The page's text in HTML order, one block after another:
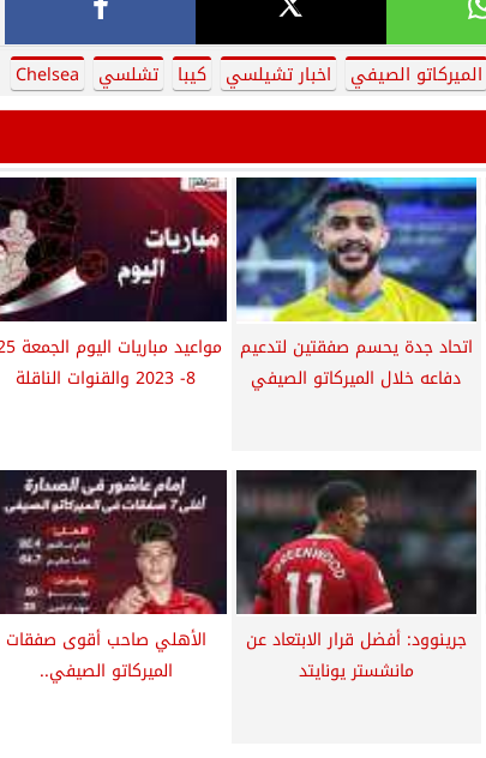
الميركاتو الصيفي اخبار تشيلسي كيبا تشلسي Chelsea
اتحاد جدة يحسم صفقتين لتدعيم
دفاعه خلال الميركاتو الصيفي
8- 2023 والقنوات الناقلة
جرينوود: أفضل قرار الابتعاد عن
مانشستر يونايتد
الأهلي صاحب أقوى صفقات
الميركاتو الصيفي..